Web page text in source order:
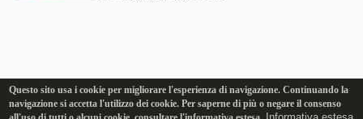
Questo sito usa i cookie per migliorare l'esperienza di navigazione. Continuando la
navigazione si accetta l'utilizzo dei cookie. Per saperne di più o negare il consenso